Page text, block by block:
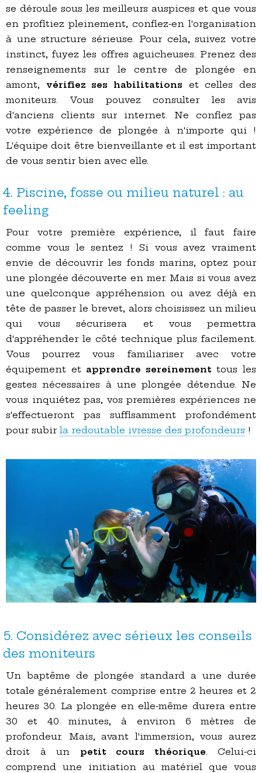
se déroule sous les meilleurs auspices et que vous
en profitiez pleinement, confiez-en l'organisation
à une structure sérieuse. Pour cela, suivez votre
instinct, fuyez les offres aguicheuses. Prenez des
renseignements sur le centre de plongée en
amont, vérifiez ses habilitations et celles des
moniteurs. Vous pouvez consulter les avis
d'anciens clients sur internet. Ne confiez pas
votre expérience de plongée à n'importe qui !
L'équipe doit être bienveillante et il est important
de vous sentir bien avec elle.
4. Piscine, fosse ou milieu naturel : au
feeling
Pour votre première expérience, il faut faire
comme vous le sentez ! Si vous avez vraiment
envie de découvrir les fonds marins, optez pour
une plongée découverte en mer. Mais si vous avez
une quelconque appréhension ou avez déjà en
tête de passer le brevet, alors choisissez un milieu
qui vous sécurisera et vous permettra
d'appréhender le côté technique plus facilement.
Vous pourrez vous familiariser avec votre
équipement et apprendre sereinement tous les
gestes nécessaires à une plongée détendue. Ne
vous inquiétez pas, vos premières expériences ne
s'effectueront pas suffisamment profondément
pour subir la redoutable ivresse des profondeurs !
5. Considérez avec sérieux les conseils
des moniteurs
Un baptême de plongée standard a une durée
totale généralement comprise entre 2 heures et 2
heures 30. La plongée en elle-même durera entre
30 et 40 minutes, à environ 6 mètres de
profondeur. Mais, avant l'immersion, vous aurez
droit à un petit cours théorique. Celui-ci
comprend une initiation au matériel que vous